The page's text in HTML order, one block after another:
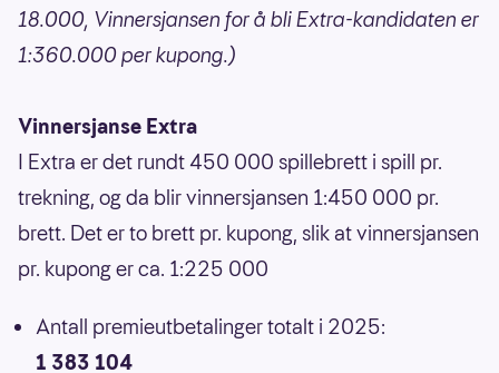
18.000, Vinnersjansen for å bli Extra-kandidaten er
1:360.000 per kupong.)
Vinnersjanse Extra
I Extra er det rundt 450 000 spillebrett i spill pr.
trekning, og da blir vinnersjansen 1:450 000 pr.
brett. Det er to brett pr. kupong, slik at vinnersjansen
pr. kupong er ca. 1:225 000
Antall premieutbetalinger totalt i 2025:
1 383 104